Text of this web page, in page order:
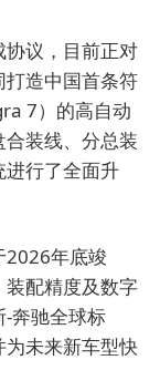
议，目前正对
造中国首条符
7）的高自动
装线、分总装
行了全面升
2026年底竣
配精度及数字
奔驰全球标
未来新车型快